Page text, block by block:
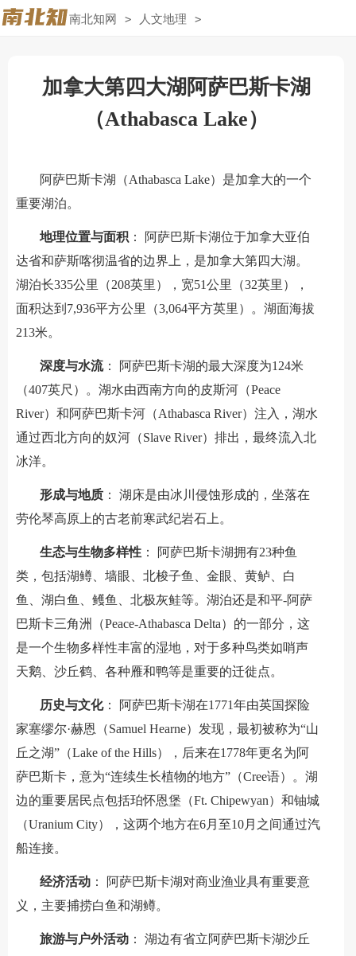
南北知网 > 人文地理 >
加拿大第四大湖阿萨巴斯卡湖
（Athabasca Lake）
阿萨巴斯卡湖（Athabasca Lake）是加拿大的一个
重要湖泊。
地理位置与面积 ： 阿萨巴斯卡湖位于加拿大亚伯
达省和萨斯喀彻温省的边界上，是加拿大第四大湖。
湖泊长335公里（208英里），宽51公里（32英里），
面积达到7,936平方公里（3,064平方英里）。湖面海拔
213米。
深度与水流： 阿萨巴斯卡湖的最大深度为124米
（407英尺）。湖水由西南方向的皮斯河（Peace
River）和阿萨巴斯卡河（Athabasca River）注入，湖水
通过西北方向的奴河（Slave River）排出，最终流入北
冰洋。
形成与地质 ： 湖床是由冰川侵蚀形成的，坐落在
劳伦琴高原上的古老前寒武纪岩石上。
生态与生物多样性 ： 阿萨巴斯卡湖拥有23种鱼
类，包括湖鳟、墙眼、北梭子鱼、金眼、黄鲈、白
鱼、湖白鱼、鳠鱼、北极灰鲑等。湖泊还是和平-阿萨
巴斯卡三角洲（Peace-Athabasca Delta）的一部分，这
是一个生物多样性丰富的湿地，对于多种鸟类如哨声
天鹅、沙丘鹤、各种雁和鸭等是重要的迁徙点。
历史与文化： 阿萨巴斯卡湖在1771年由英国探险
家塞缪尔·赫恩（Samuel Hearne）发现，最初被称为“山
丘之湖”（Lake of the Hills），后来在1778年更名为阿
萨巴斯卡，意为“连续生长植物的地方”（Cree语）。湖
边的重要居民点包括珀怀恩堡（Ft. Chipewyan）和铀城
（Uranium City），这两个地方在6月至10月之间通过汽
船连接。
经济活动 ： 阿萨巴斯卡湖对商业渔业具有重要意
义，主要捕捞白鱼和湖鳟。
旅游与户外活动 ： 湖边有省立阿萨巴斯卡湖沙丘